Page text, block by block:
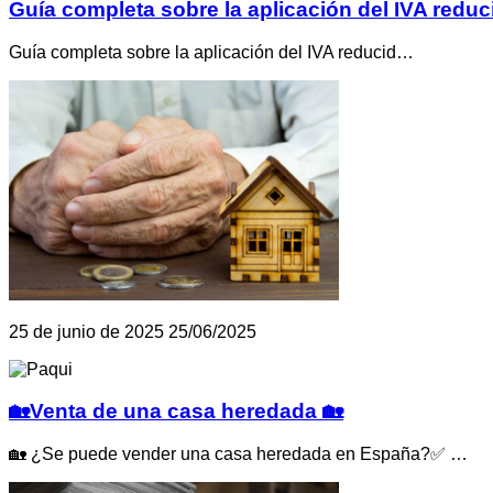
Guía completa sobre la aplicación del IVA
Guía completa sobre la aplicación del IVA reducid…
25 de junio de 2025 25/06/2025
🏡Venta de una casa heredada 🏡
🏡 ¿Se puede vender una casa heredada en España?✅ …